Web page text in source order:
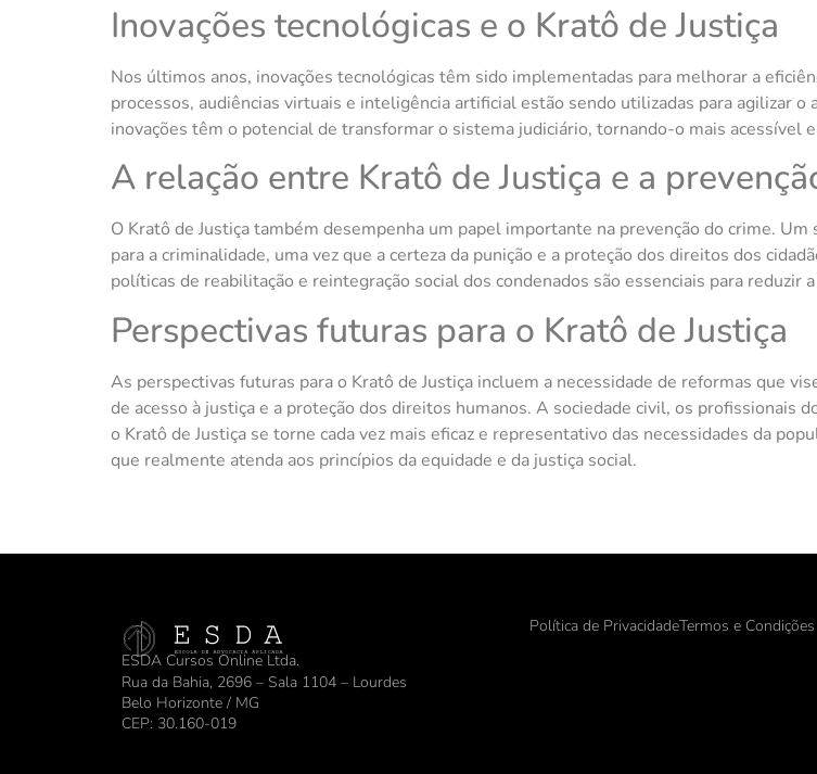
Inovações tecnológicas e o Kratô de Justiça
Nos últimos anos, inovações tecnológicas têm sido implementadas para melhorar a
processos, audiências virtuais e inteligência artificial estão sendo utilizadas para agilizar o
inovações têm o potencial de transformar o sistema judiciário, tornando-o mais acessível
A relação entre Kratô de Justiça e a
O Kratô de Justiça também desempenha um papel importante na prevenção do crime.
para a criminalidade, uma vez que a certeza da punição e a proteção dos direitos dos
políticas de reabilitação e reintegração social dos condenados são essenciais para reduzir
Perspectivas futuras para o Kratô de Justiça
As perspectivas futuras para o Kratô de Justiça incluem a necessidade de reformas que
de acesso à justiça e a proteção dos direitos humanos. A sociedade civil, os
o Kratô de Justiça se torne cada vez mais eficaz e representativo das necessidades da
que realmente atenda aos princípios da equidade e da justiça social.
ESDA Cursos Online Ltda.
Rua da Bahia, 2696 – Sala 1104 – Lourdes
Belo Horizonte / MG
CEP: 30.160-019
Política de PrivacidadeTermos e Condições